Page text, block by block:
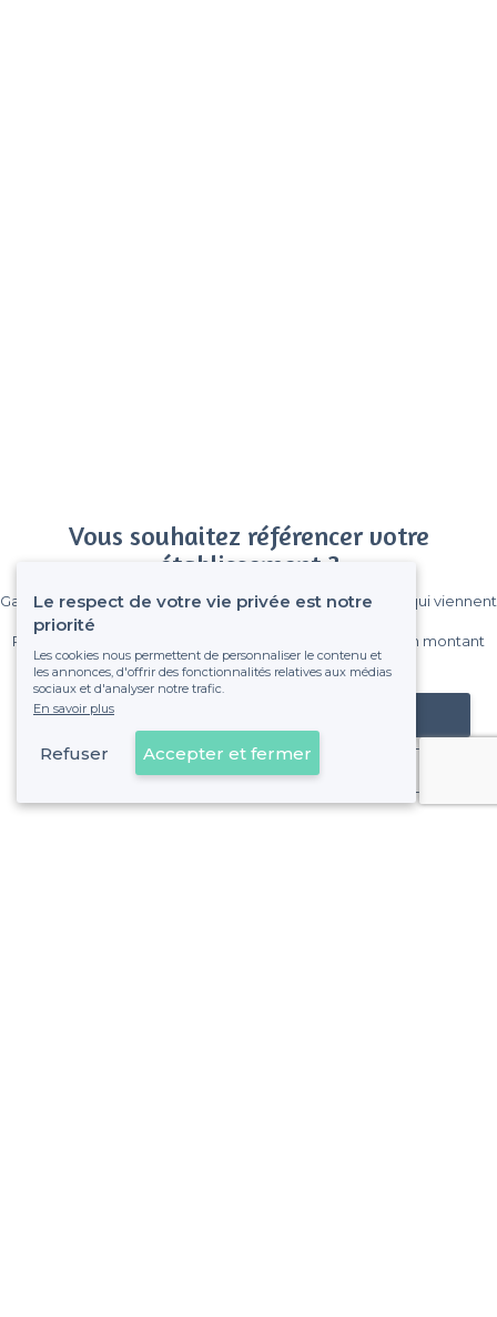
Vous souhaitez référencer votre
établissement ?
Gagnez de nombreux clients parmi le million de visiteurs qui viennent
Pas de commissions et sans engagement, vous payez un montant
fixe sans risque de voir déraper la facture.
Référencer mon établissement
Déjà client
Le respect de votre vie privée est notre
priorité
Les cookies nous permettent de personnaliser le contenu et
les annonces, d'offrir des fonctionnalités relatives aux médias
sociaux et d'analyser notre trafic.
En savoir plus
Refuser Accepter et fermer